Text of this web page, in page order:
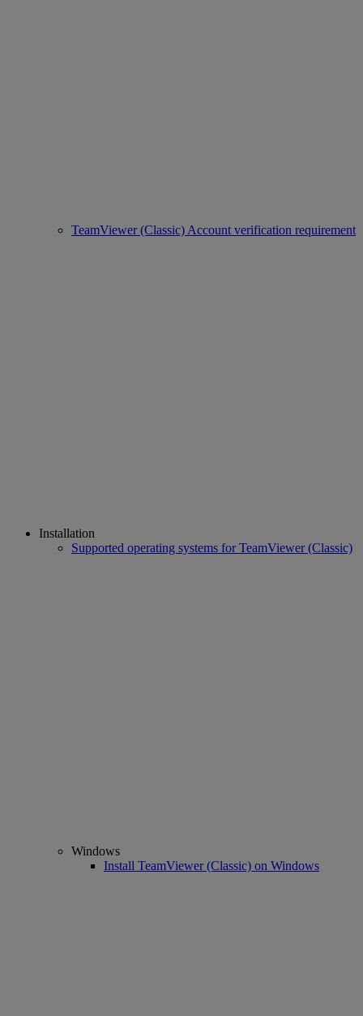
TeamViewer (Classic) Account verification requirement
Installation
Supported operating systems for TeamViewer (Classic)
Windows
Install TeamViewer (Classic) on Windows